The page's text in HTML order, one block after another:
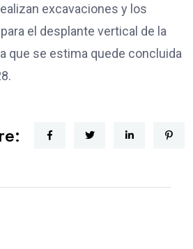
excavaciones y los
el desplante vertical de la
que se estima quede concluida